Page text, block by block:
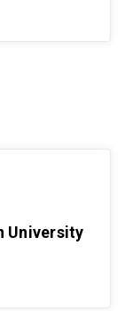
University